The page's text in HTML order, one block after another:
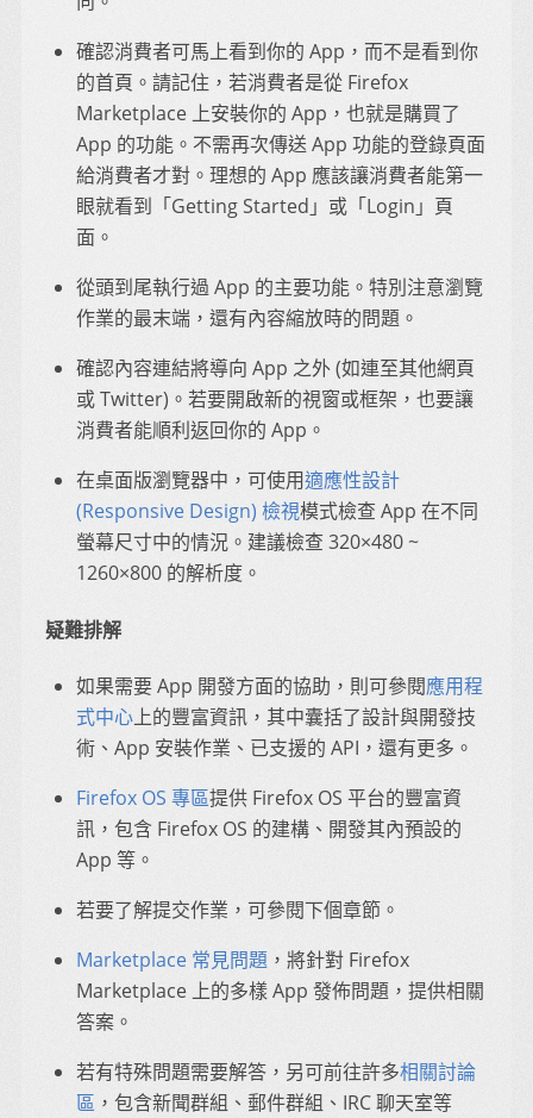
確認消費者可馬上看到你的 App，而不是看到你
的首頁。請記住，若消費者是從 Firefox
Marketplace 上安裝你的 App，也就是購買了
App 的功能。不需再次傳送 App 功能的登錄頁面
給消費者才對。理想的 App 應該讓消費者能第一
眼就看到「Getting Started」或「Login」頁
面。
從頭到尾執行過 App 的主要功能。特別注意瀏覽
作業的最末端，還有內容縮放時的問題。
確認內容連結將導向 App 之外 (如連至其他網頁
或 Twitter)。若要開啟新的視窗或框架，也要讓
消費者能順利返回你的 App。
在桌面版瀏覽器中，可使用適應性設計
(Responsive Design) 檢視模式檢查 App 在不同
螢幕尺寸中的情況。建議檢查 320×480 ~
1260×800 的解析度。
疑難排解
如果需要 App 開發方面的協助，則可參閱應用程
式中心上的豐富資訊，其中囊括了設計與開發技
術、App 安裝作業、已支援的 API，還有更多。
Firefox OS 專區提供 Firefox OS 平台的豐富資
訊，包含 Firefox OS 的建構、開發其內預設的
App 等。
若要了解提交作業，可參閱下個章節。
Marketplace 常見問題，將針對 Firefox
Marketplace 上的多樣 App 發佈問題，提供相關
答案。
若有特殊問題需要解答，另可前往許多相關討論
區 ，包含新聞群組、郵件群組、IRC 聊天室等